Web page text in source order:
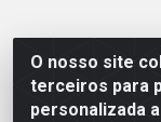
O nosso site
terceiros para
personalizada
AC Araujo
São